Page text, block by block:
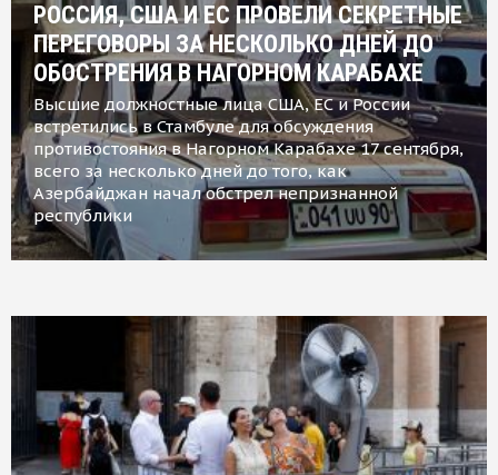
РОССИЯ, США И ЕС ПРОВЕЛИ СЕКРЕТНЫЕ
ПЕРЕГОВОРЫ ЗА НЕСКОЛЬКО ДНЕЙ ДО
ОБОСТРЕНИЯ В НАГОРНОМ КАРАБАХЕ
Высшие должностные лица США, ЕС и России
встретились в Стамбуле для обсуждения
противостояния в Нагорном Карабахе 17 сентября,
всего за несколько дней до того, как
Азербайджан начал обстрел непризнанной
республики